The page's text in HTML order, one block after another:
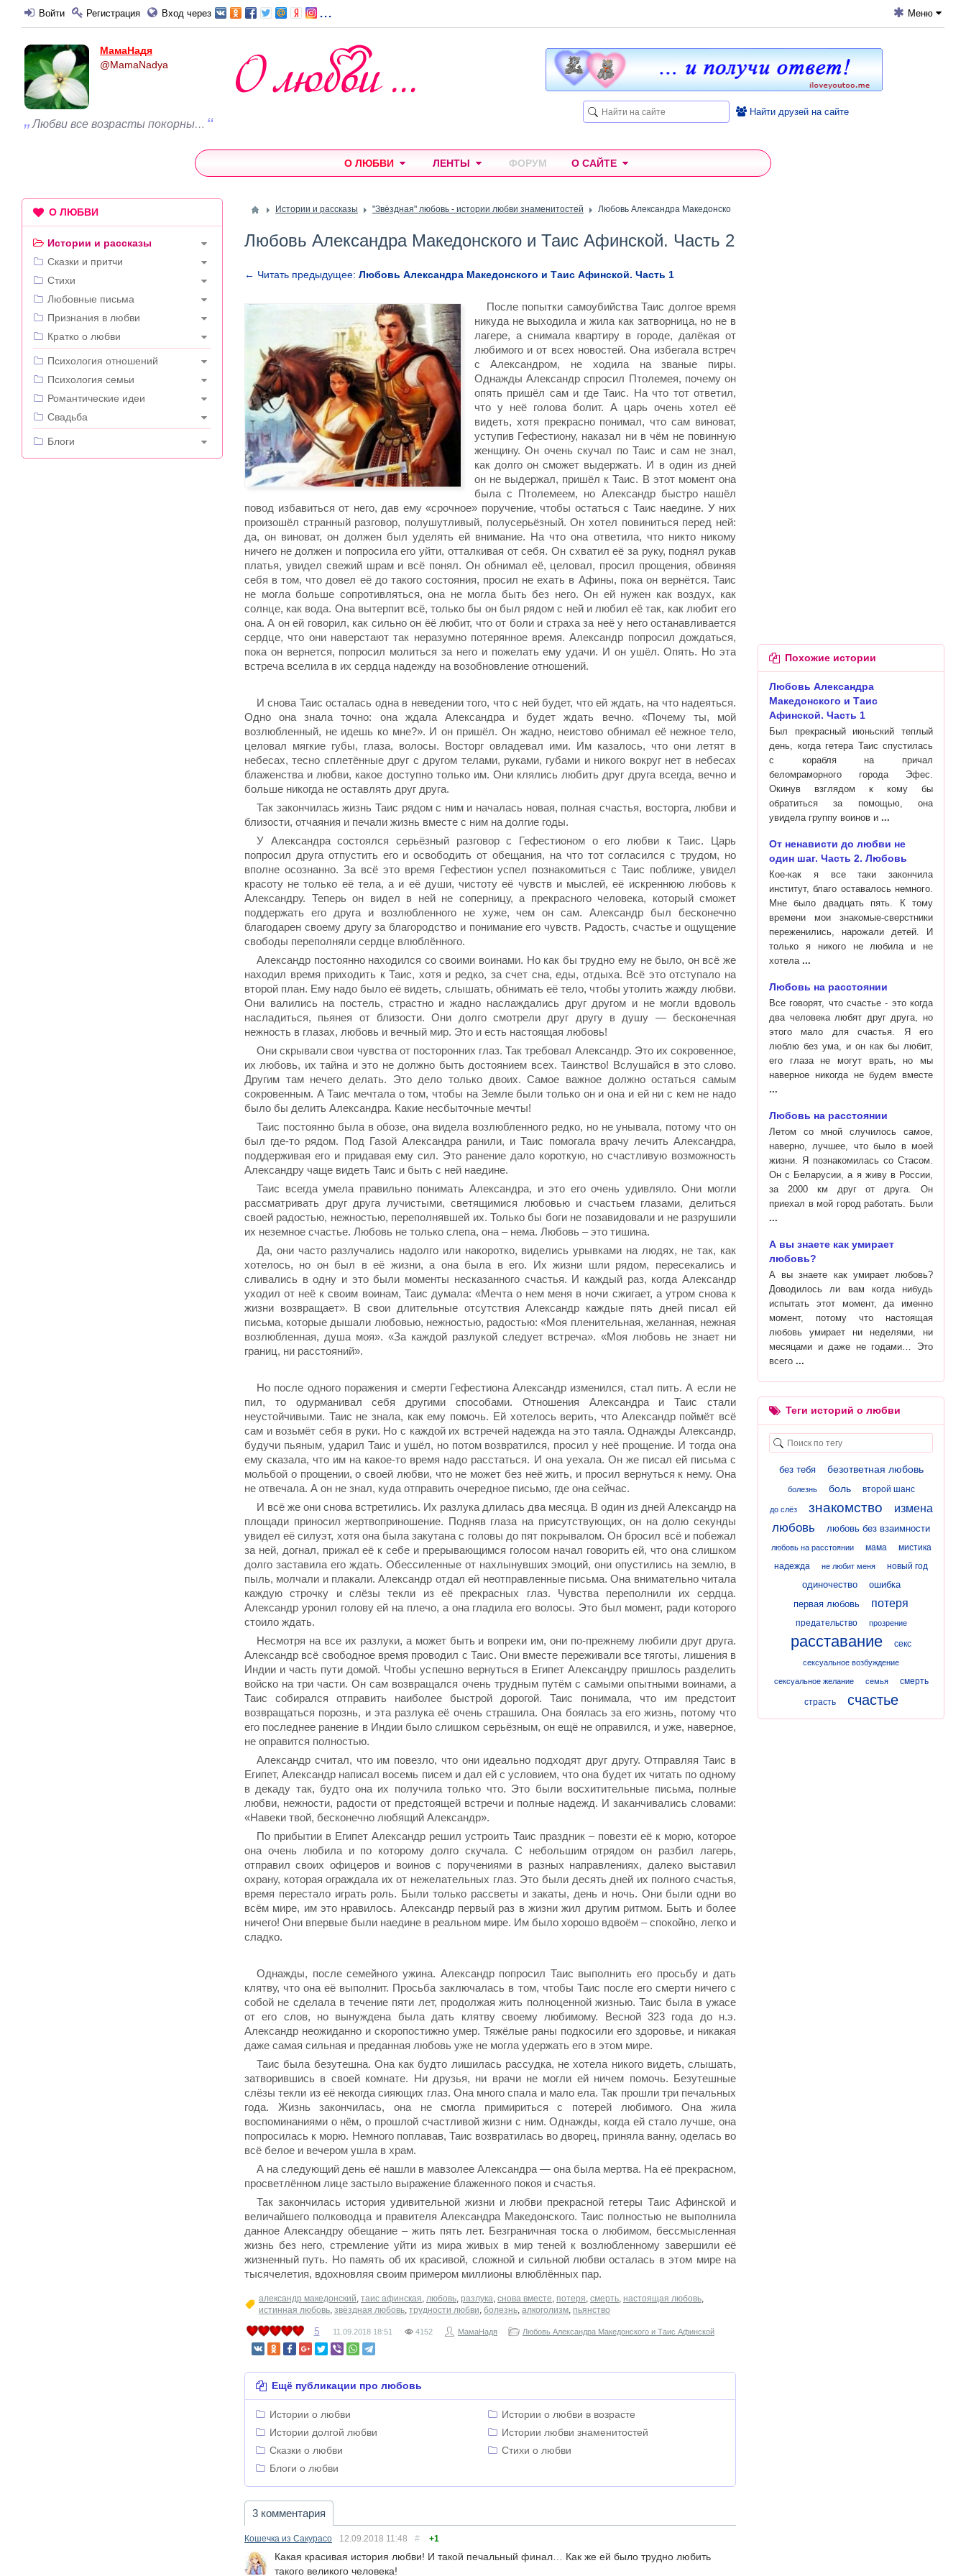
Войти Регистрация Вход через ... Меню
Найти друзей на сайте
МамаНадя
@MamaNadya
Любви все возрасты покорны…
О ЛЮБВИ ЛЕНТЫ ФОРУМ О САЙТЕ
Истории и рассказы "Звёздная" любовь - истории любви знаменитостей Любовь Александра Македонского и Таис Афинской. Часть 2
Любовь Александра Македонского и Таис Афинской. Часть 2
← Читать предыдущее: Любовь Александра Македонского и Таис Афинской. Часть 1
После попытки самоубийства Таис долгое время
никуда не выходила и жила как затворница, но не в
лагере, а снимала квартиру в городе, далёкая от
любимого и от всех новостей. Она избегала встреч
с Александром, не ходила на званые пиры.
Однажды Александр спросил Птолемея, почему он
опять пришёл сам и где Таис. На что тот ответил,
что у неё голова болит. А царь очень хотел её
видеть, хотя прекрасно понимал, что сам виноват,
уступив Гефестиону, наказал ни в чём не повинную
женщину. Он очень скучал по Таис и сам не знал,
как долго он сможет выдержать. И в один из дней
он не выдержал, пришёл к Таис. В этот момент она
была с Птолемеем, но Александр быстро нашёл
повод избавиться от него, дав ему «срочное» поручение, чтобы остаться с Таис наедине. У них
произошёл странный разговор, полушутливый, полусерьёзный. Он хотел повиниться перед ней:
да, он виноват, он должен был уделять ей внимание. На что она ответила, что никто никому
ничего не должен и попросила его уйти, отталкивая от себя. Он схватил её за руку, поднял рукав
платья, увидел свежий шрам и всё понял. Он обнимал её, целовал, просил прощения, обвиняя
себя в том, что довел её до такого состояния, просил не ехать в Афины, пока он вернётся. Таис
не могла больше сопротивляться, она не могла быть без него. Он ей нужен как воздух, как
солнце, как вода. Она вытерпит всё, только бы он был рядом с ней и любил её так, как любит его
она. А он ей говорил, как сильно он ёё любит, что от боли и страха за неё у него останавливается
сердце, что они наверстают так неразумно потерянное время. Александр попросил дождаться,
пока он вернется, попросил молиться за него и пожелать ему удачи. И он ушёл. Опять. Но эта
встреча вселила в их сердца надежду на возобновление отношений.
И снова Таис осталась одна в неведении того, что с ней будет, что ей ждать, на что надеяться.
Одно она знала точно: она ждала Александра и будет ждать вечно. «Почему ты, мой
возлюбленный, не идешь ко мне?». И он пришёл. Он жадно, неистово обнимал её нежное тело,
целовал мягкие губы, глаза, волосы. Восторг овладевал ими. Им казалось, что они летят в
небесах, тесно сплетённые друг с другом телами, руками, губами и никого вокруг нет в небесах
блаженства и любви, какое доступно только им. Они клялись любить друг друга всегда, вечно и
больше никогда не оставлять друг друга.
Так закончилась жизнь Таис рядом с ним и началась новая, полная счастья, восторга, любви и
близости, отчаяния и печали жизнь вместе с ним на долгие годы.
У Александра состоялся серьёзный разговор с Гефестионом о его любви к Таис. Царь
попросил друга отпустить его и освободить от обещания, на что тот согласился с трудом, но
вполне осознанно. За всё это время Гефестион успел познакомиться с Таис поближе, увидел
красоту не только её тела, а и её души, чистоту её чувств и мыслей, её искреннюю любовь к
Александру. Теперь он видел в ней не соперницу, а прекрасного человека, который сможет
поддержать его друга и возлюбленного не хуже, чем он сам. Александр был бесконечно
благодарен своему другу за благородство и понимание его чувств. Радость, счастье и ощущение
свободы переполняли сердце влюблённого.
Александр постоянно находился со своими воинами. Но как бы трудно ему не было, он всё же
находил время приходить к Таис, хотя и редко, за счет сна, еды, отдыха. Всё это отступало на
второй план. Ему надо было её видеть, слышать, обнимать её тело, чтобы утолить жажду любви.
Они валились на постель, страстно и жадно наслаждались друг другом и не могли вдоволь
насладиться, пьянея от близости. Они долго смотрели друг другу в душу — бесконечная
нежность в глазах, любовь и вечный мир. Это и есть настоящая любовь!
Они скрывали свои чувства от посторонних глаз. Так требовал Александр. Это их сокровенное,
их любовь, их тайна и это не должно быть достоянием всех. Таинство! Вслушайся в это слово.
Другим там нечего делать. Это дело только двоих. Самое важное должно остаться самым
сокровенным. А Таис мечтала о том, чтобы на Земле были только он и она и ей ни с кем не надо
было бы делить Александра. Какие несбыточные мечты!
Таис постоянно была в обозе, она видела возлюбленного редко, но не унывала, потому что он
был где-то рядом. Под Газой Александра ранили, и Таис помогала врачу лечить Александра,
поддерживая его и придавая ему сил. Это ранение дало короткую, но счастливую возможность
Александру чаще видеть Таис и быть с ней наедине.
Таис всегда умела правильно понимать Александра, и это его очень удивляло. Они могли
рассматривать друг друга лучистыми, светящимися любовью и счастьем глазами, делиться
своей радостью, нежностью, переполнявшей их. Только бы боги не позавидовали и не разрушили
их неземное счастье. Любовь не только слепа, она – нема. Любовь – это тишина.
Да, они часто разлучались надолго или накоротко, виделись урывками на людях, не так, как
хотелось, но он был в её жизни, а она была в его. Их жизни шли рядом, пересекались и
сливались в одну и это были моменты несказанного счастья. И каждый раз, когда Александр
уходил от неё к своим воинам, Таис думала: «Мечта о нем меня в ночи сжигает, а утром снова к
жизни возвращает». В свои длительные отсутствия Александр каждые пять дней писал ей
письма, которые дышали любовью, нежностью, радостью: «Моя пленительная, желанная, нежная
возлюбленная, душа моя». «За каждой разлукой следует встреча». «Моя любовь не знает ни
границ, ни расстояний».
Но после одного поражения и смерти Гефестиона Александр изменился, стал пить. А если не
пил, то одурманивал себя другими способами. Отношения Александра и Таис стали
неустойчивыми. Таис не знала, как ему помочь. Ей хотелось верить, что Александр поймёт всё
сам и возьмёт себя в руки. Но с каждой их встречей надежда на это таяла. Однажды Александр,
будучи пьяным, ударил Таис и ушёл, но потом возвратился, просил у неё прощение. И тогда она
ему сказала, что им на какое-то время надо расстаться. И она уехала. Он же писал ей письма с
мольбой о прощении, о своей любви, что не может без неё жить, и просил вернуться к нему. Она
не отвечала. А он не знал, куда отправить очередное письмо, где она сейчас.
И всё же они снова встретились. Их разлука длилась два месяца. В один из дней Александр на
площади приносил жертвоприношение. Подняв глаза на присутствующих, он на долю секунды
увидел её силуэт, хотя она была закутана с головы до пят покрывалом. Он бросил всё и побежал
за ней, догнал, прижал её к себе и прерывающимся голосом начал говорить ей, что она слишком
долго заставила его ждать. Обессиленные от нахлынувших эмоций, они опустились на землю, в
пыль, молчали и плакали. Александр отдал ей неотправленные письма. Она внимательно читала
каждую строчку и слёзы текли из её прекрасных глаз. Чувства переполнили их сердца.
Александр уронил голову ей на плечо, а она гладила его волосы. Это был момент, ради которого
стоило ждать.
Несмотря на все их разлуки, а может быть и вопреки им, они по-прежнему любили друг друга.
Александр всё свободное время проводил с Таис. Они вместе переживали все тяготы, лишения в
Индии и часть пути домой. Чтобы успешно вернуться в Египет Александру пришлось разделить
войско на три части. Он сам возвращался очень трудным путём с самыми опытными воинами, а
Таис собирался отправить наиболее быстрой дорогой. Таис понимала, что им предстоит
возвращаться порознь, и эта разлука её очень страшила. Она боялась за его жизнь, потому что
его последнее ранение в Индии было слишком серьёзным, он ещё не оправился, и уже, наверное,
не оправится полностью.
Александр считал, что им повезло, что они идеально подходят друг другу. Отправляя Таис в
Египет, Александр написал восемь писем и дал ей с условием, что она будет их читать по одному
в декаду так, будто она их получила только что. Это были восхитительные письма, полные
любви, нежности, радости от предстоящей встречи и полные надежд. И заканчивались словами:
«Навеки твой, бесконечно любящий Александр».
По прибытии в Египет Александр решил устроить Таис праздник – повезти её к морю, которое
она очень любила и по которому долго скучала. С небольшим отрядом он разбил лагерь,
отправил своих офицеров и воинов с поручениями в разных направлениях, далеко выставил
охрану, которая ограждала их от нежелательных глаз. Это были десять дней их полного счастья,
время перестало играть роль. Были только рассветы и закаты, день и ночь. Они были одни во
всём мире, им это нравилось. Александр первый раз в жизни жил другим ритмом. Быть и более
ничего! Они впервые были наедине в реальном мире. Им было хорошо вдвоём – спокойно, легко и
сладко.
Однажды, после семейного ужина. Александр попросил Таис выполнить его просьбу и дать
клятву, что она её выполнит. Просьба заключалась в том, чтобы Таис после его смерти ничего с
собой не сделала в течение пяти лет, продолжая жить полноценной жизнью. Таис была в ужасе
от его слов, но вынуждена была дать клятву своему любимому. Весной 323 года до н.э.
Александр неожиданно и скоропостижно умер. Тяжёлые раны подкосили его здоровье, и никакая
даже самая сильная и преданная любовь уже не могла удержать его в этом мире.
Таис была безутешна. Она как будто лишилась рассудка, не хотела никого видеть, слышать,
затворившись в своей комнате. Ни друзья, ни врачи не могли ей ничем помочь. Безутешные
слёзы текли из её некогда сияющих глаз. Она много спала и мало ела. Так прошли три печальных
года. Жизнь закончилась, она не смогла примириться с потерей любимого. Она жила
воспоминаниями о нём, о прошлой счастливой жизни с ним. Однажды, когда ей стало лучше, она
попросилась к морю. Немного поплавав, Таис возвратилась во дворец, приняла ванну, оделась во
всё белое и вечером ушла в храм.
А на следующий день её нашли в мавзолее Александра — она была мертва. На её прекрасном,
просветлённом лице застыло выражение блаженного покоя и счастья.
Так закончилась история удивительной жизни и любви прекрасной гетеры Таис Афинской и
величайшего полководца и правителя Александра Македонского. Таис полностью не выполнила
данное Александру обещание – жить пять лет. Безграничная тоска о любимом, бессмысленная
жизнь без него, стремление уйти из мира живых в мир теней к возлюбленному завершили её
жизненный путь. Но память об их красивой, сложной и сильной любви осталась в этом мире на
тысячелетия, вдохновляя своим примером миллионы влюблённых пар.
александр македонский, таис афинская, любовь, разлука, снова вместе, потеря, смерть, настоящая любовь,
истинная любовь, звёздная любовь, трудности любви, болезнь, алкоголизм, пьянство
5 11.09.2018 18:51 4152 МамаНадя Любовь Александра Македонского и Таис Афинской
Ещё публикации про любовь
Истории о любви
Истории о любви в возрасте
Истории долгой любви
Истории любви знаменитостей
Сказки о любви
Стихи о любви
Блоги о любви
3 комментария
Кошечка из Сакурасо 12.09.2018 11:48 # +1
Какая красивая история любви! И такой печальный финал… Как же ей было трудно любить
такого великого человека!
О ЛЮБВИ
Истории и рассказы
Сказки и притчи
Стихи
Любовные письма
Признания в любви
Кратко о любви
---
Психология отношений
Психология семьи
Романтические идеи
Свадьба
---
Блоги
Похожие истории
Любовь Александра
Македонского и Таис
Афинской. Часть 1
Был прекрасный июньский теплый
день, когда гетера Таис спустилась
с корабля на причал
беломраморного города Эфес.
Окинув взглядом к кому бы
обратиться за помощью, она
увидела группу воинов и
От ненависти до любви не
один шаг. Часть 2. Любовь
Кое-как я все таки закончила
институт, благо оставалось немного.
Мне было двадцать пять. К тому
времени мои знакомые-сверстники
переженились, нарожали детей. И
только я никого не любила и не
хотела
Любовь на расстоянии
Все говорят, что счастье - это когда
два человека любят друг друга, но
этого мало для счастья. Я его
люблю без ума, и он как бы любит,
его глаза не могут врать, но мы
наверное никогда не будем вместе
Любовь на расстоянии
Летом со мной случилось самое,
наверно, лучшее, что было в моей
жизни. Я познакомилась со Стасом.
Он с Беларусии, а я живу в России,
за 2000 км друг от друга. Он
приехал в мой город работать. Были
А вы знаете как умирает
любовь?
А вы знаете как умирает любовь?
Доводилось ли вам когда нибудь
испытать этот момент, да именно
момент, потому что настоящая
любовь умирает ни неделями, ни
месяцами и даже не годами… Это
всего
Теги историй о любви
без тебя безответная любовь
болезнь боль второй шанс
до слёз знакомство измена
любовь любовь без взаимности
любовь на расстоянии мама
мистика
надежда
не любит меня новый год
одиночество
ошибка
первая любовь
потеря
предательство прозрение
расставание секс
сексуальное возбуждение
сексуальное желание семья смерть
страсть счастье